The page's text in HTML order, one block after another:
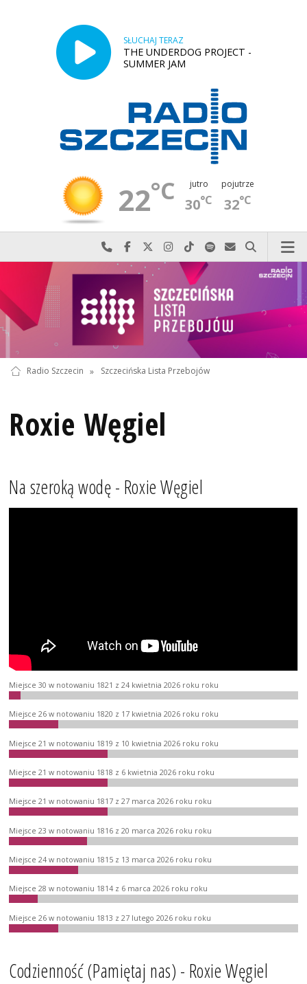
SŁUCHAJ TERAZ
THE UNDERDOG PROJECT -
SUMMER JAM
22°C jutro
30°C
pojutrze
32°C
Najlepiej po prostu do nas zadzwoń
Odwiedź nas na Facebook-u
Odwiedź nas na X
Odwiedź nas na Instagram-ie
Odwiedź nas na TikTok-u
Szukaj nas na Spotify
Wyślij do nas
Szukaj
Radio Szczecin » Szczecińska Lista Przebojów
Roxie Węgiel
Na szeroką wodę - Roxie Węgiel
Miejsce 30 w notowaniu 1821 z 24 kwietnia 2026 roku roku
Miejsce 26 w notowaniu 1820 z 17 kwietnia 2026 roku roku
Miejsce 21 w notowaniu 1819 z 10 kwietnia 2026 roku roku
Miejsce 21 w notowaniu 1818 z 6 kwietnia 2026 roku roku
Miejsce 21 w notowaniu 1817 z 27 marca 2026 roku roku
Miejsce 23 w notowaniu 1816 z 20 marca 2026 roku roku
Miejsce 24 w notowaniu 1815 z 13 marca 2026 roku roku
Miejsce 28 w notowaniu 1814 z 6 marca 2026 roku roku
Miejsce 26 w notowaniu 1813 z 27 lutego 2026 roku roku
Codzienność (Pamiętaj nas) - Roxie Węgiel